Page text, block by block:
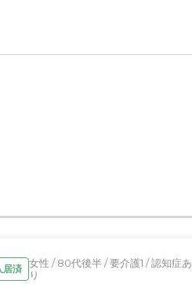
すが、満足させていただいて
ております。
るため不満な点であったり
居済
女性 / 80代後半 / 要介護1 / 認知症あ
り